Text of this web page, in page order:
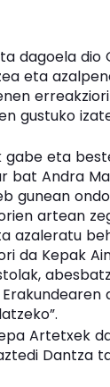
dagoela dio
eta
gustuko
gabe eta
bat Andra
gunean
artean
azaleratu
da Kepak
Artetxek
Dantza